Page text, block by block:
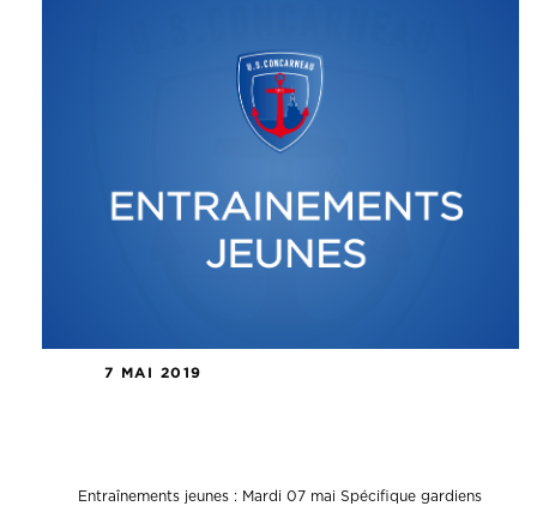
7 MAI 2019
Entraînements jeunes : Mardi 07 mai Spécifique gardiens